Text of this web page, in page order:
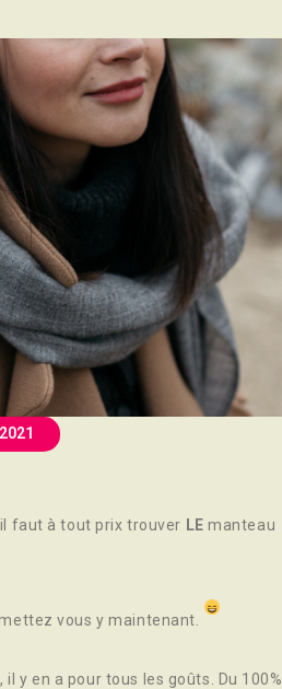
faut à tout prix trouver LE manteau
vous y maintenant.
y en a pour tous les goûts. Du 100%